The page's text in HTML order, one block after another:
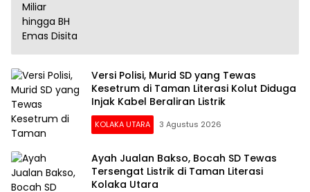
Versi Polisi, Murid SD yang Tewas
Kesetrum di Taman Literasi Kolut Diduga
Injak Kabel Beraliran Listrik
KOLAKA UTARA 3 Agustus 2026
Ayah Jualan Bakso, Bocah SD Tewas
Tersengat Listrik di Taman Literasi
Kolaka Utara